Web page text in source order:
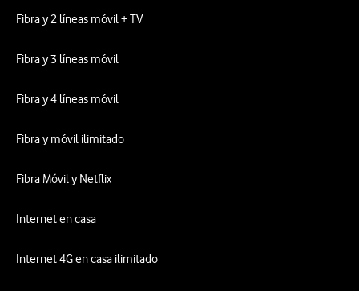
Fibra y 2 líneas móvil + TV
Fibra y 3 líneas móvil
Fibra y 4 líneas móvil
Fibra y móvil ilimitado
Fibra Móvil y Netflix
Internet en casa
Internet 4G en casa ilimitado